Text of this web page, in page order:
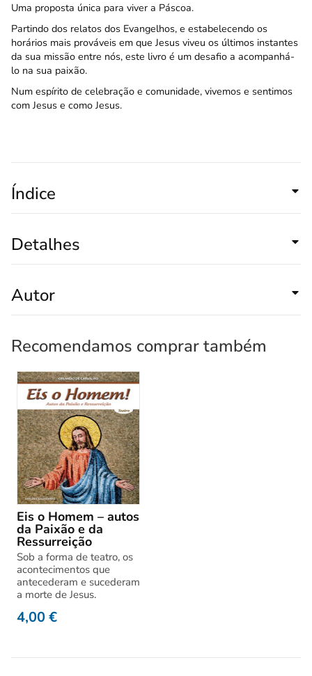
Uma proposta única para viver a Páscoa.
Partindo dos relatos dos Evangelhos, e estabelecendo os
horários mais prováveis em que Jesus viveu os últimos instantes
da sua missão entre nós, este livro é um desafio a acompanhá-
lo na sua paixão.
Num espírito de celebração e comunidade, vivemos e sentimos
com Jesus e como Jesus.
Índice
Detalhes
Autor
Recomendamos comprar também
Eis o Homem – autos
da Paixão e da
Ressurreição
Sob a forma de teatro, os
acontecimentos que
antecederam e sucederam
a morte de Jesus.
4,00€